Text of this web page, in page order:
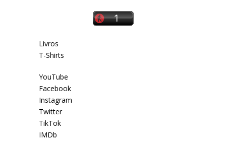
Livros
T-Shirts
YouTube
Facebook
Instagram
Twitter
TikTok
IMDb